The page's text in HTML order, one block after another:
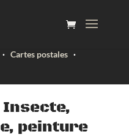
Cartes postales·
peinture